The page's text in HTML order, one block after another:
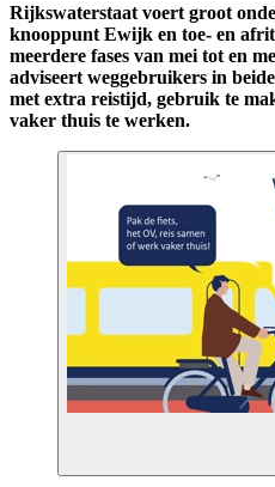
Rijkswaterstaat voert groot
knooppunt Ewijk en toe- en
meerdere fases van mei tot en
adviseert weggebruikers in
met extra reistijd, gebruik te
vaker thuis te werken.